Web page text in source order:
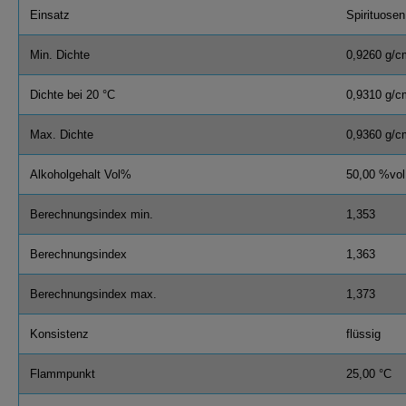
Einsatz Spirituosen
Min. Dichte 0,9260 g/
Dichte bei 20 °C 0,9310 g/
Max. Dichte 0,9360 g/
Alkoholgehalt Vol% 50,00 %vol
Berechnungsindex min. 1,353
Berechnungsindex 1,363
Berechnungsindex max. 1,373
Konsistenz flüssig
Flammpunkt 25,00 °C